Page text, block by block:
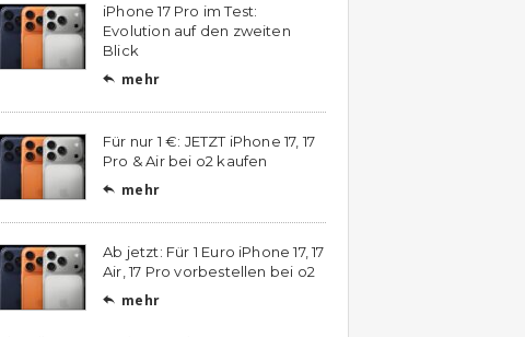
iPhone 17 Pro im Test:
Evolution auf den zweiten
Blick
 mehr
Für nur 1 €: JETZT iPhone 17, 17
Pro & Air bei o2 kaufen
 mehr
Ab jetzt: Für 1 Euro iPhone 17, 17
Air, 17 Pro vorbestellen bei o2
 mehr